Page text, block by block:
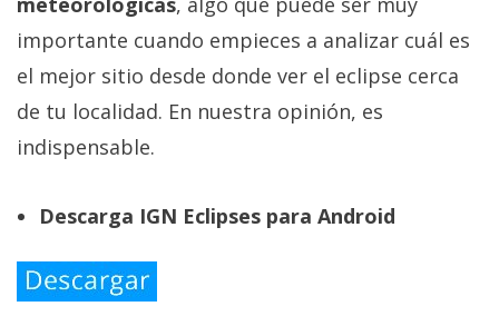
importante cuando empieces a analizar cuál es
el mejor sitio desde donde ver el eclipse cerca
de tu localidad. En nuestra opinión, es
indispensable.
Descarga IGN Eclipses para Android